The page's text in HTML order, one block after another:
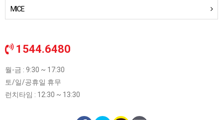
MICE
1544.6480
월-금 : 9:30 ~ 17:30
토/일/공휴일 휴무
런치타임 : 12:30 ~ 13:30